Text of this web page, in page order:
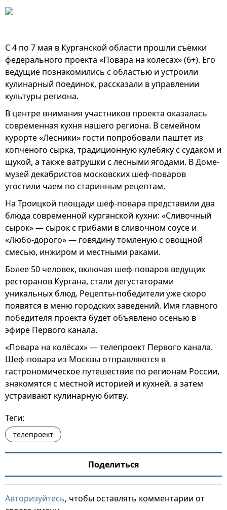
С 4 по 7 мая в Курганской области прошли съёмки
федерального проекта «Повара на колёсах» (6+). Его
ведущие познакомились с областью и устроили
кулинарный поединок, рассказали в управлении
культуры региона.
В центре внимания участников проекта оказалась
современная кухня нашего региона. В семейном
курорте «Лесники» гости попробовали паштет из
копчёного сырка, традиционную кулебяку с судаком и
щукой, а также ватрушки с лесными ягодами. В Доме-
музей декабристов московских шеф-поваров
угостили чаем по старинным рецептам.
На Троицкой площади шеф-повара представили два
блюда современной курганской кухни: «Сливочный
сырок» — сырок с грибами в сливочном соусе и
«Любо-дорого» — говядину томленую с овощной
смесью, инжиром и местными раками.
Более 50 человек, включая шеф-поваров ведущих
ресторанов Кургана, стали дегустаторами
уникальных блюд. Рецепты-победители уже скоро
появятся в меню городских заведений. Имя главного
победителя проекта будет объявлено осенью в
эфире Первого канала.
«Повара на колёсах» — телепроект Первого канала.
Шеф-повара из Москвы отправляются в
гастрономическое путешествие по регионам России,
знакомятся с местной историей и кухней, а затем
устраивают кулинарную битву.
Теги:
телепроект
Поделиться
Авторизуйтесь, чтобы оставлять комментарии от